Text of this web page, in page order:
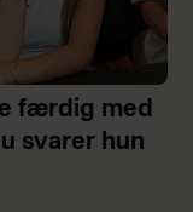
færdig med
svarer hun